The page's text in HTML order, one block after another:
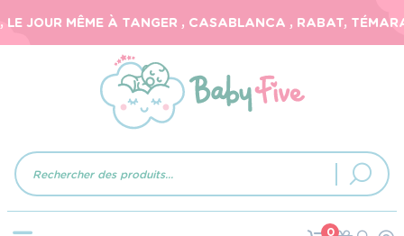
JOUR MÊME À TANGER , CASABLANCA , RABAT,
Recherche
de
produits
0